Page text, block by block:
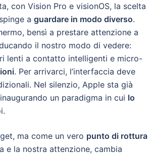
con Vision Pro e visionOS, la scelta
a guardare in modo diverso.
bensì a prestare attenzione a
il nostro modo di vedere:
lenti a contatto intelligenti e micro-
. Per arrivarci, l’interfaccia deve
Nel silenzio, Apple sta già
un paradigma in cui lo
ma come un vero punto di rottura
e la nostra attenzione, cambia